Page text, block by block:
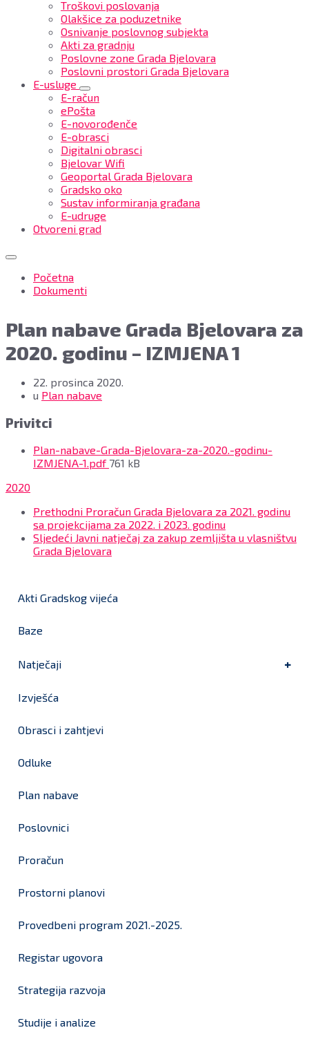
Troškovi poslovanja
Olakšice za poduzetnike
Osnivanje poslovnog subjekta
Akti za gradnju
Poslovne zone Grada Bjelovara
Poslovni prostori Grada Bjelovara
E-usluge
E-račun
ePošta
E-novorođenče
E-obrasci
Digitalni obrasci
Bjelovar Wifi
Geoportal Grada Bjelovara
Gradsko oko
Sustav informiranja građana
E-udruge
Otvoreni grad
Početna
Dokumenti
Plan nabave Grada Bjelovara za
2020. godinu – IZMJENA 1
22. prosinca 2020.
u Plan nabave
Privitci
Plan-nabave-Grada-Bjelovara-za-2020.-godinu-
IZMJENA-1.pdf File
761 kB
2020
Prethodni Proračun Grada Bjelovara za 2021. godinu
sa projekcijama za 2022. i 2023. godinu
Sljedeći Javni natječaj za zakup zemljišta u vlasništvu
Grada Bjelovara
Akti Gradskog vijeća
Baze
Natječaji
Izvješća
Obrasci i zahtjevi
Odluke
Plan nabave
Poslovnici
Proračun
Prostorni planovi
Provedbeni program 2021.-2025.
Registar ugovora
Strategija razvoja
Studije i analize